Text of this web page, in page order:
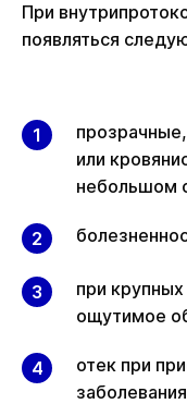
При
появляться
или
небольшом
при
ощутимое
отек при